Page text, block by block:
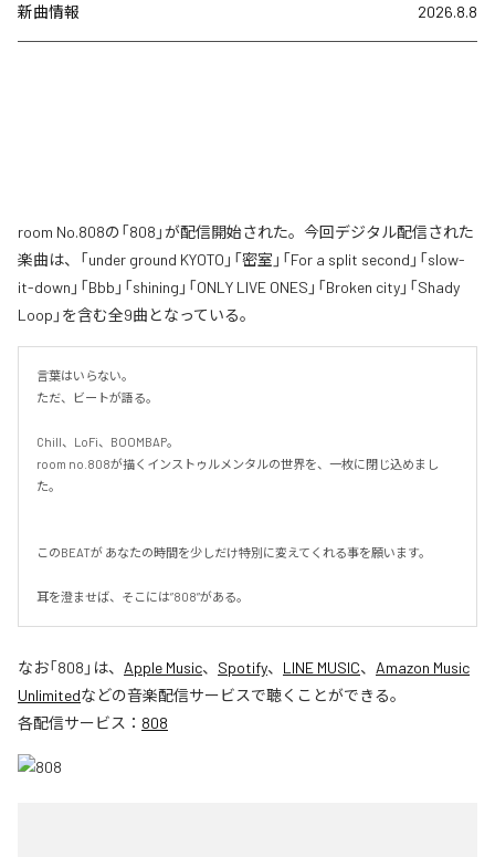
新曲情報 2026.8.8
room No.808の「808」が配信開始された。今回デジタル配信された
楽曲は、「under ground KYOTO」「密室」「For a split second」「slow-
it-down」「Bbb」「shining」「ONLY LIVE ONES」「Broken city」「Shady
Loop」を含む全9曲となっている。
言葉はいらない。
ただ、ビートが語る。
Chill、LoFi、BOOMBAP。
room no.808が描くインストゥルメンタルの世界を、一枚に閉じ込めまし
た。
このBEATが あなたの時間を少しだけ特別に変えてくれる事を願います。
耳を澄ませば、そこには”808”がある。
なお「808 」は、 Apple Music、 Spotify、 LINE MUSIC、 Amazon Music
Unlimitedなどの音楽配信サービスで聴くことができる。
各配信サービス： 808